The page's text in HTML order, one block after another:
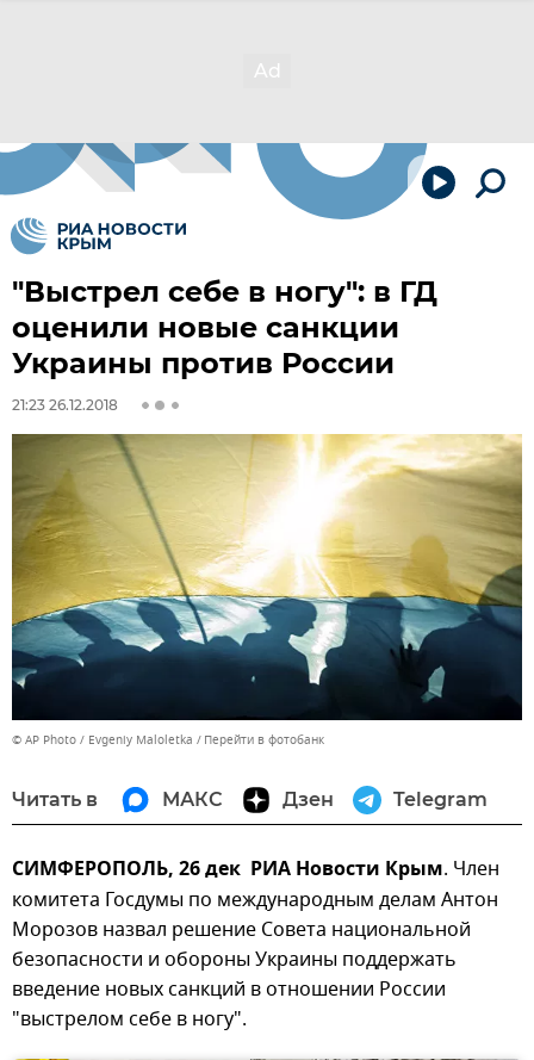
"Выстрел себе в ногу": в ГД
оценили новые санкции
Украины против России
21:23 26.12.2018
© AP Photo / Evgeniy Maloletka Перейти в фотобанк
Читать в МАКС Дзен Telegram
СИМФЕРОПОЛЬ, 26 дек РИА Новости Крым. Член
комитета Госдумы по международным делам Антон
Морозов назвал решение Совета национальной
безопасности и обороны Украины поддержать
введение новых санкций в отношении России
"выстрелом себе в ногу".